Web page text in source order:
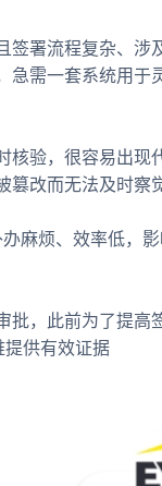
签署流程复杂、涉
急需一套系统用于
核验，很容易出现
改而无法及时察
麻烦、效率低，
批，此前为了提高
提供有效证据